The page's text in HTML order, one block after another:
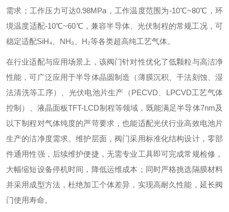
需求；工作压力可达0.98MPa，工作温度范围为-10℃~80℃，环
境温度适配-10℃~60℃，兼容半导体、光伏制程的常规工况，可
稳定适配SiH₄、NH₃、H₂等各类超高纯工艺气体。
在行业适配与应用场景上，该阀门针对性优化了低颗粒与高洁净
性能，可广泛应用于半导体晶圆制造（薄膜沉积、干法刻蚀、湿
法清洗等工序）、光伏电池片生产（PECVD、LPCVD工艺气体
控制）、液晶面板TFT-LCD制程等领域，既能满足半导体7nm及
以下制程对气体纯度的严苛要求，也能适配光伏行业高效电池片
生产的洁净度需求。维护层面，阀门采用标准化结构设计，零部
件通用性强，后续维护便捷，无需专业工具即可完成常规检修，
大幅缩短设备停机时间，降低运维成本；同时严格挑选隔膜材料
并采用成型方法，杜绝加工个体差异，实现高耐久性能，延长阀
门使用寿命。